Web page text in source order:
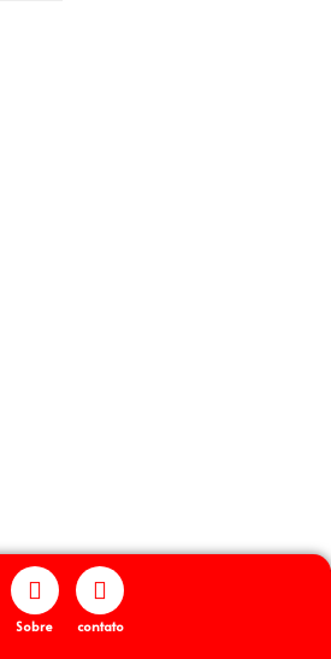
Sobre contato
Demostrativo | Powered by [